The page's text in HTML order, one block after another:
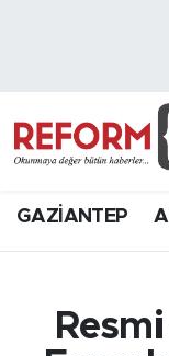
GAZİANTEP
Hava
Süper Lig
Tüm